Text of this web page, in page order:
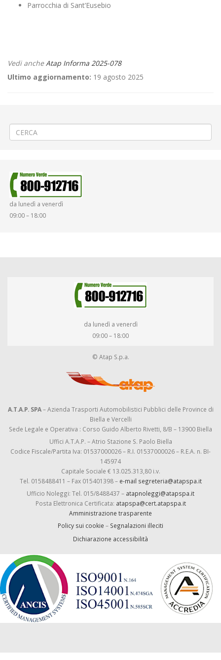
Parrocchia di Sant’Eusebio
Vedi ancheAtap Informa 2025-078
Ultimo aggiornamento: 19 agosto 2025
da lunedì a venerdì
09:00 – 18:00
da lunedì a venerdì
09:00 – 18:00
© Atap S.p.a.
A.T.A.P. SPA– Azienda Trasporti Automobilistici Pubblici delle Province di
Biella e Vercelli
Sede Legale e Operativa : Corso Guido Alberto Rivetti, 8/B – 13900 Biella
Uffici A.T.A.P. – Atrio Stazione S. Paolo Biella
Codice Fiscale/Partita Iva: 01537000026 – R.I. 01537000026 – R.E.A. n. BI-
145974
Capitale Sociale € 13.025.313,80 i.v.
Tel. 0158488411 – Fax 015401398 – e-mail segreteria@atapspa.it
Ufficio Noleggi: Tel. 015/8488437 – atapnoleggi@atapspa.it
Posta Elettronica Certificata: atapspa@cert.atapspa.it
Amministrazione trasparente
Policy sui cookie – Segnalazioni illeciti
Dichiarazione accessibilità